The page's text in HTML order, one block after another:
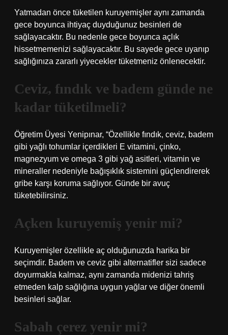
Yatmadan önce tüketilen kuruyemişler aynı zamanda
gece boyunca ihtiyaç duyduğunuz besinleri de
sağlayacaktır. Bu nedenle gece boyunca açlık
hissetmemenizi sağlayacaktır. Bu sayede gece uyanıp
sağlığınıza zararlı yiyecekler tüketmeniz önlenecektir.
Ceviz, fındık ve badem günde ne
kadar tüketilmeli?
Öğretim Üyesi Yenipınar, “Özellikle fındık, ceviz, badem
gibi yağlı tohumlar içerdikleri E vitamini, çinko,
magnezyum ve omega 3 gibi yağ asitleri, vitamin ve
mineraller nedeniyle bağışıklık sistemini güçlendirerek
gribe karşı koruma sağlıyor. Günde bir avuç
tüketebilirsiniz.
Açken kuruyemiş yenir mi?
Kuruyemişler özellikle aç olduğunuzda harika bir
seçimdir. Badem ve ceviz gibi alternatifler sizi sadece
doyurmakla kalmaz, aynı zamanda midenizi tahriş
etmeden kalp sağlığına uygun yağlar ve diğer önemli
besinleri sağlar.
Sabah çerez yenir mi?